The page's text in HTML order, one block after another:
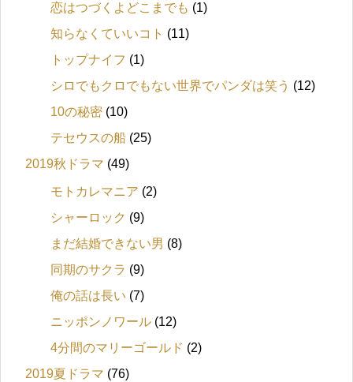
恋はつづくよどこまでも (1)
知らなくていいコト (11)
トップナイフ (1)
シロでもクロでもない世界でパンダは笑う (12)
10の秘密 (10)
テセウスの船 (25)
2019秋ドラマ (49)
モトカレマニア (2)
シャーロック (9)
まだ結婚できない男 (8)
同期のサクラ (9)
俺の話は長い (7)
ニッポンノワール (12)
4分間のマリーゴールド (2)
2019夏ドラマ (76)